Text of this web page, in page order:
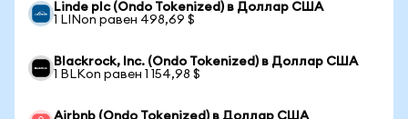
Linde plc (Ondo Tokenized) в Доллар США
1 LINon равен 498,69 $
Blackrock, Inc. (Ondo Tokenized) в Доллар США
1 BLKon равен 1 154,98 $
Airbnb (Ondo Tokenized) в Доллар США